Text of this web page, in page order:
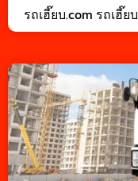
รถเฮี๊ยบ.com รถเฮี๊